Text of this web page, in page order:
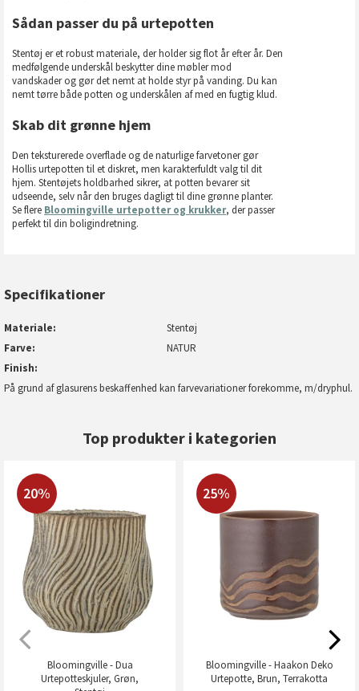
Sådan passer du på urtepotten
Stentøj er et robust materiale, der holder sig flot år efter år. Den
medfølgende underskål beskytter dine møbler mod
vandskader og gør det nemt at holde styr på vanding. Du kan
nemt tørre både potten og underskålen af med en fugtig klud.
Skab dit grønne hjem
Den teksturerede overflade og de naturlige farvetoner gør
Hollis urtepotten til et diskret, men karakterfuldt valg til dit
hjem. Stentøjets holdbarhed sikrer, at potten bevarer sit
udseende, selv når den bruges dagligt til dine grønne planter.
Se flere Bloomingville urtepotter og krukker, der passer
perfekt til din boligindretning.
Specifikationer
Materiale
Stentøj
Farve
NATUR
Finish
På grund af glasurens beskaffenhed kan farvevariationer forekomme, m/dryphul.
Top produkter i kategorien
20%
Bloomingville - Dua
Urtepotteskjuler, Grøn,
25%
Bloomingville - Haakon Deko
Urtepotte, Brun, Terrakotta